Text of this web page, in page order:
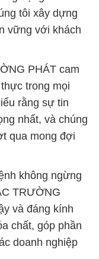
tôi xây dựng
vững với khách
PHÁT cam
trong mọi
rằng sự tin
nhất, và chúng
qua mong đợi
không ngừng
TRƯỜNG
và đáng kính
chất, góp phần
doanh nghiệp